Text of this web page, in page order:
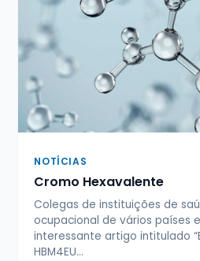
NOTÍCIAS
Cromo Hexavalente
Colegas de instituições de
ocupacional de vários países
interessante artigo intitulado
HBM4EU…